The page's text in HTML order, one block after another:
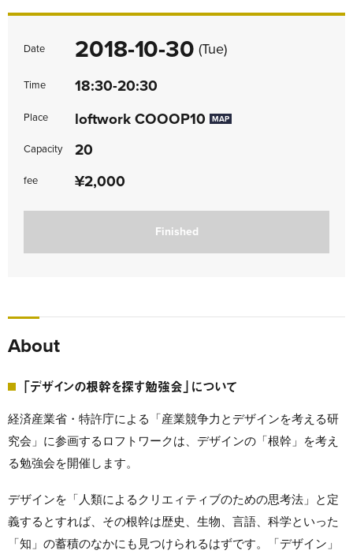
Date 2018-10-30 (Tue)
Time 18:30-20:30
Place loftwork COOOP10 MAP
Capacity 20
fee ¥2,000
Finished
About
「デザインの根幹を探す勉強会」について
経済産業省・特許庁による「産業競争⼒とデザインを考える研
究会」に参画するロフトワークは、デザインの「根幹」を考え
る勉強会を開催します。
デザインを「人類によるクリエィティブのための思考法」と定
義するとすれば、その根幹は歴史、生物、言語、科学といった
「知」の蓄積のなかにも見つけられるはずです。「デザイン」